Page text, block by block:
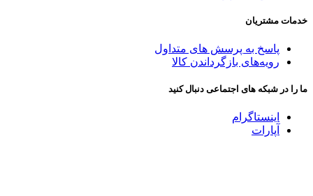
خدمات مشتریان
پاسخ به پرسش های متداول
رویه‌های بازگرداندن کالا
ما را در شبکه های اجتماعی دنبال کنید
اینستاگرام
آپارات